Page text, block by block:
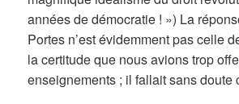
années de démocratie ! ») La
Portes n’est évidemment pas celle
la certitude que nous avions trop
enseignements ; il fallait sans doute